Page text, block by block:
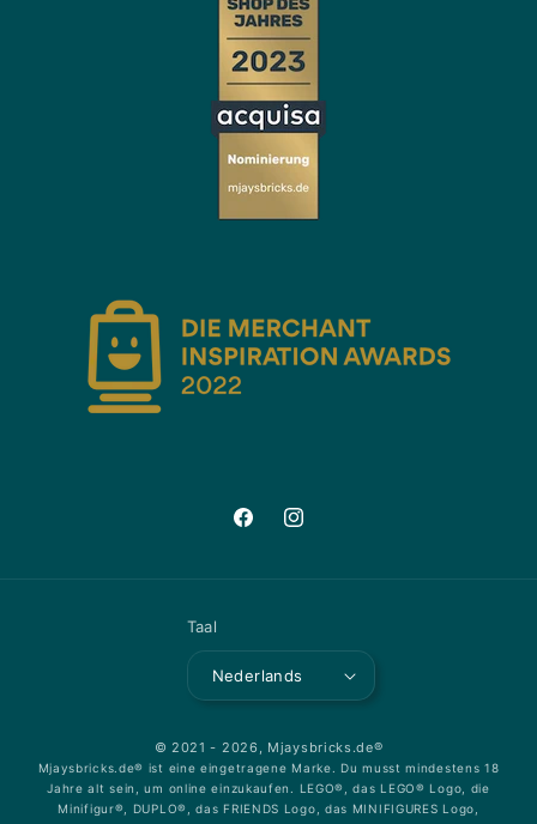
FacebookInstagram
Taal
Nederlands
© 2021 - 2026, Mjaysbricks.de®
Mjaysbricks.de® ist eine eingetragene Marke. Du musst mindestens 18
Jahre alt sein, um online einzukaufen. LEGO®, das LEGO® Logo, die
Minifigur®, DUPLO®, das FRIENDS Logo, das MINIFIGURES Logo,